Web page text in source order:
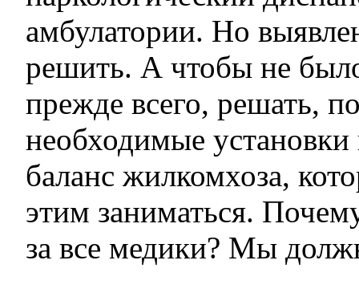
амбулатории. Но
решить. А чтобы не
прежде всего, решать,
необходимые установки
баланс жилкомхоза,
этим заниматься.
за все медики? Мы